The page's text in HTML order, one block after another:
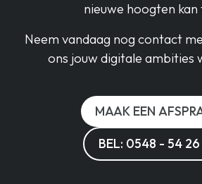
nieuwe hoogten kan
Neem vandaag nog contact
ons jouw digitale ambities
MAAK EEN
BEL: 0548 - 54 26